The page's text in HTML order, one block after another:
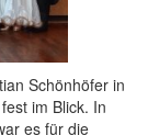
Schönhöfer in
im Blick. In
es für die